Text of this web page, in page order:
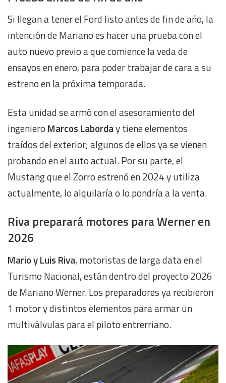
Si llegan a tener el Ford listo antes de fin de año, la
intención de Mariano es hacer una prueba con el
auto nuevo previo a que comience la veda de
ensayos en enero, para poder trabajar de cara a su
estreno en la próxima temporada.
Esta unidad se armó con el asesoramiento del
ingeniero Marcos Laborday tiene elementos
traídos del exterior; algunos de ellos ya se vienen
probando en el auto actual. Por su parte, el
Mustang que el Zorro estrenó en 2024 y utiliza
actualmente, lo alquilaría o lo pondría a la venta.
Riva preparará motores para Werner en
2026
Mario y Luis Riva, motoristas de larga data en el
Turismo Nacional, están dentro del proyecto 2026
de Mariano Werner. Los preparadores ya recibieron
1 motor y distintos elementos para armar un
multiválvulas para el piloto entrerriano.